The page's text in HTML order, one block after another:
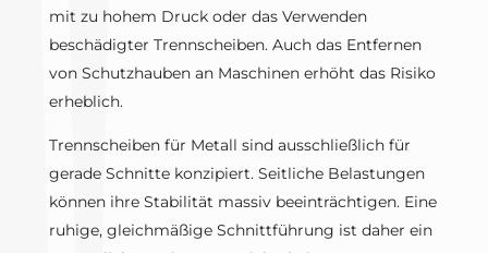
mit zu hohem Druck oder das Verwenden
beschädigter Trennscheiben. Auch das Entfernen
von Schutzhauben an Maschinen erhöht das Risiko
erheblich.
Trennscheiben für Metall sind ausschließlich für
gerade Schnitte konzipiert. Seitliche Belastungen
können ihre Stabilität massiv beeinträchtigen. Eine
ruhige, gleichmäßige Schnittführung ist daher ein